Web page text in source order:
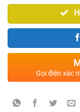
Gọi điện xác